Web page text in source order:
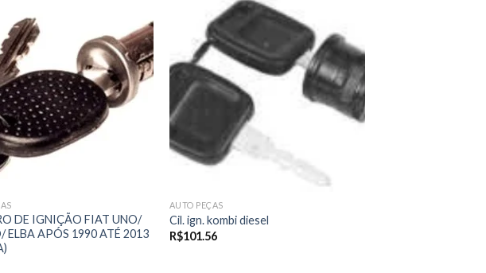
Add to
wishlist
DE IGNIÇÃO FIAT UNO/
ELBA APÓS 1990 ATÉ 2013
Add to
wishlist
AUTO PEÇAS
Cil. ign. kombi diesel
R$101.56